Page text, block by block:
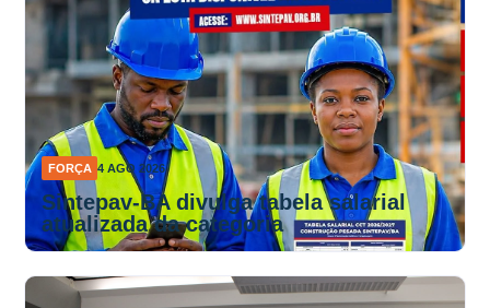
FORÇA 4 AGO 2026
Sintepav-BA divulga tabela salarial
atualizada da categoria